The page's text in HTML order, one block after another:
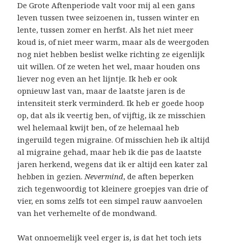
De Grote Aftenperiode valt voor mij al een gans
leven tussen twee seizoenen in, tussen winter en
lente, tussen zomer en herfst. Als het niet meer
koud is, of niet meer warm, maar als de weergoden
nog niet hebben beslist welke richting ze eigenlijk
uit willen. Of ze weten het wel, maar houden ons
liever nog even an het lijntje. Ik heb er ook
opnieuw last van, maar de laatste jaren is de
intensiteit sterk verminderd. Ik heb er goede hoop
op, dat als ik veertig ben, of vijftig, ik ze misschien
wel helemaal kwijt ben, of ze helemaal heb
ingeruild tegen migraine. Of misschien heb ik altijd
al migraine gehad, maar heb ik die pas de laatste
jaren herkend, wegens dat ik er altijd een kater zal
hebben in gezien. Nevermind, de aften beperken
zich tegenwoordig tot kleinere groepjes van drie of
vier, en soms zelfs tot een simpel rauw aanvoelen
van het verhemelte of de mondwand.
Wat onnoemelijk veel erger is, is dat het toch iets